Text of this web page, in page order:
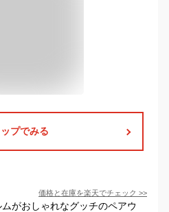
プでみる
価格と在庫を楽天でチェック >>
がおしゃれなグッチのペアウ